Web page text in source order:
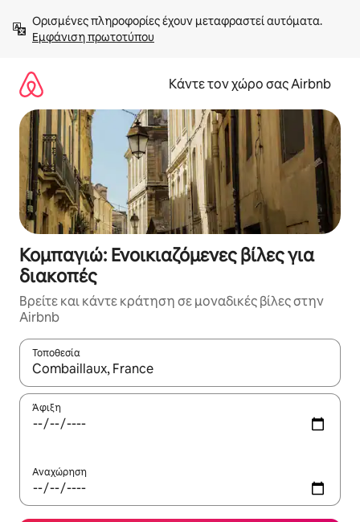
στο
περιεχόμενοΕμφάνιση πρωτοτύπου
Κάντε τον χώρο σας Airbnb
Κομπαγιώ: Ενοικιαζόμενες βίλες για
διακοπές
Βρείτε και κάντε κράτηση σε μοναδικές βίλες στην
Airbnb
Τοποθεσία
Όταν τα αποτελέσματα είναι διαθέσιμα, μπορείτε να
Άφιξη
Αναχώρηση